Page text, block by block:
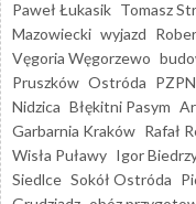
Paweł Łukasik Tomasz
Mazowiecki wyjazd
Vęgoria Węgorzewo
Pruszków Ostróda PZPN
Nidzica Błękitni Pasym
Garbarnia Kraków Rafał
Wisła Puławy Igor
Siedlce Sokół Ostróda